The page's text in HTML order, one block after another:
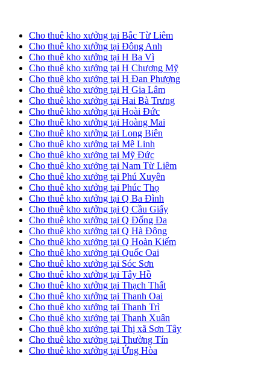
Cho thuê kho xưởng tại Bắc Từ Liêm
Cho thuê kho xưởng tại Đông Anh
Cho thuê kho xưởng tại H Ba Vì
Cho thuê kho xưởng tại H Chương Mỹ
Cho thuê kho xưởng tại H Đan Phượng
Cho thuê kho xưởng tại H Gia Lâm
Cho thuê kho xưởng tại Hai Bà Trưng
Cho thuê kho xưởng tại Hoài Đức
Cho thuê kho xưởng tại Hoàng Mai
Cho thuê kho xưởng tại Long Biên
Cho thuê kho xưởng tại Mê Linh
Cho thuê kho xưởng tại Mỹ Đức
Cho thuê kho xưởng tại Nam Từ Liêm
Cho thuê kho xưởng tại Phú Xuyên
Cho thuê kho xưởng tại Phúc Thọ
Cho thuê kho xưởng tại Q Ba Đình
Cho thuê kho xưởng tại Q Cầu Giấy
Cho thuê kho xưởng tại Q Đống Đa
Cho thuê kho xưởng tại Q Hà Đông
Cho thuê kho xưởng tại Q Hoàn Kiếm
Cho thuê kho xưởng tại Quốc Oai
Cho thuê kho xưởng tại Sóc Sơn
Cho thuê kho xưởng tại Tây Hồ
Cho thuê kho xưởng tại Thạch Thất
Cho thuê kho xưởng tại Thanh Oai
Cho thuê kho xưởng tại Thanh Trì
Cho thuê kho xưởng tại Thanh Xuân
Cho thuê kho xưởng tại Thị xã Sơn Tây
Cho thuê kho xưởng tại Thường Tín
Cho thuê kho xưởng tại Ứng Hòa